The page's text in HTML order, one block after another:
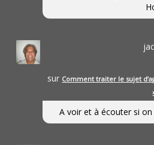
sur Comment traiter le sujet
A voir et à écouter si